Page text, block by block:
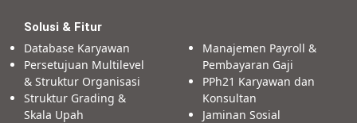
Solusi & Fitur
Database Karyawan
Persetujuan Multilevel
& Struktur Organisasi
Struktur Grading &
Skala Upah
Manajemen Payroll &
Pembayaran Gaji
PPh21 Karyawan dan
Konsultan
Jaminan Sosial